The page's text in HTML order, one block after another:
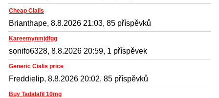
Cheap Cialis
Brianthape, 8.8.2026 21:03, 85 příspěvků
Kareemynmjdfgg
sonifo6328, 8.8.2026 20:59, 1 příspěvek
Generic Cialis price
Freddielip, 8.8.2026 20:02, 85 příspěvků
Buy Tadalafil 10mg